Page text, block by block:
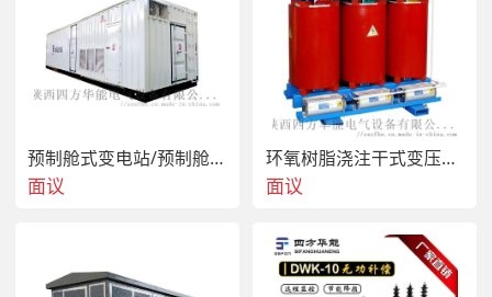
预制舱式变电站/预制舱/预装式变电站/箱变
面议
环氧树脂浇注干式变压器丨干式变压器丨SCB11干式变压器
面议